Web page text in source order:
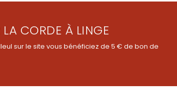
CORDE À LINGE
sur le site vous bénéficiez de 5 € de bon de